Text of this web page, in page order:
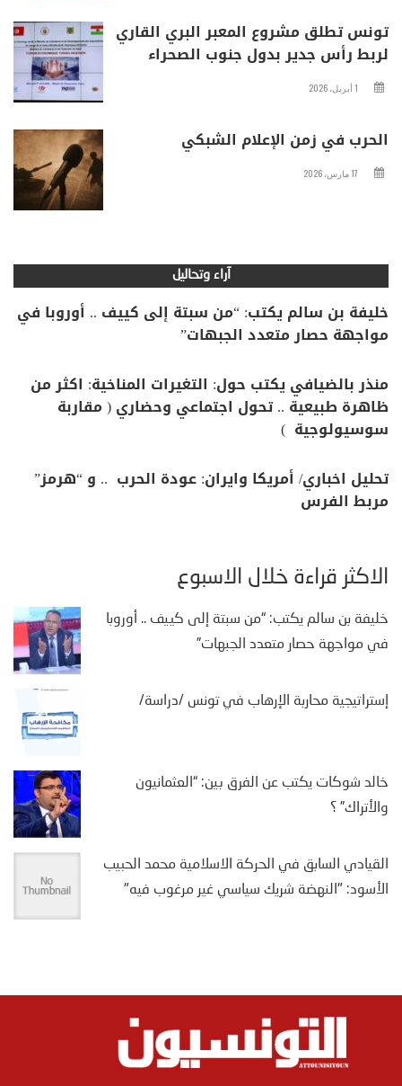
تونس تطلق مشروع المعبر البري القاري
لربط رأس جدير بدول جنوب الصحراء
1 أبريل، 2026
الحرب في زمن الإعلام الشبكي
17 مارس، 2026
آراء وتحاليل
خليفة بن سالم يكتب: “من سبتة إلى كييف .. أوروبا في
مواجهة حصار متعدد الجبهات”
منذر بالضيافي يكتب حول: التغيرات المناخية: اكثر من
ظاهرة طبيعية .. تحول اجتماعي وحضاري ( مقاربة
سوسيولوجية )
تحليل اخباري/ أمريكا وايران: عودة الحرب .. و “هرمز”
مربط الفرس
الأكثر قراءة خلال الأسبوع
خليفة بن سالم يكتب: “من سبتة إلى كييف .. أوروبا
في مواجهة حصار متعدد الجبهات”
إستراتيجية محاربة الإرهاب في تونس /دراسة/
خالد شوكات يكتب عن الفرق بين: “العثمانيون
والأتراك” ؟
القيادي السابق في الحركة الاسلامية محمد الحبيب
الأسود: "النهضة شريك سياسي غير مرغوب فيه"